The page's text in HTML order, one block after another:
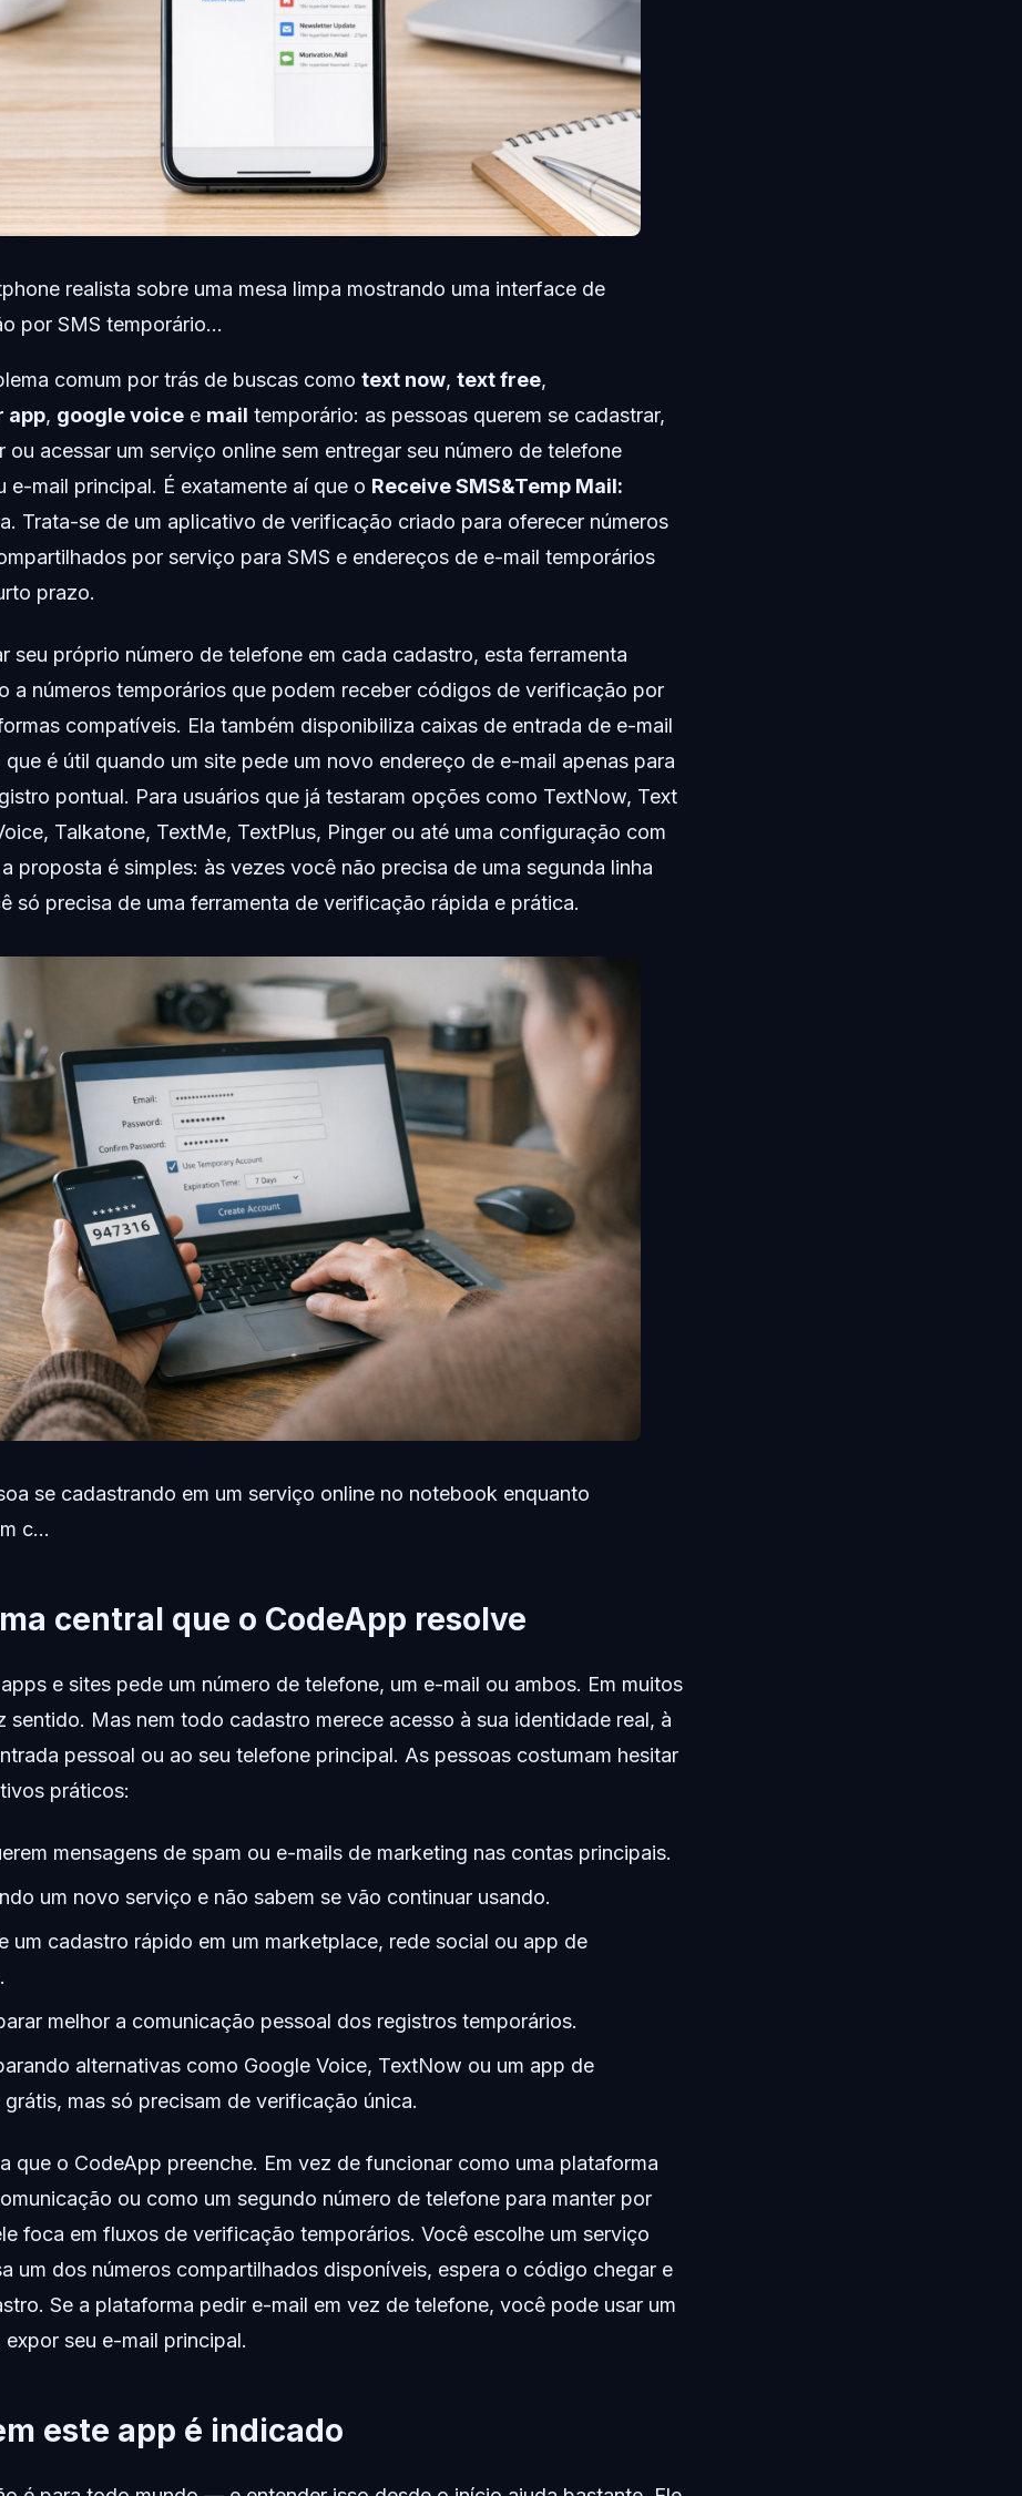
realista sobre uma mesa limpa mostrando uma interface de
por SMS temporário...
comum por trás de buscas como text now, text free,
app, google voice e mail temporário: as pessoas querem se cadastrar,
ou acessar um serviço online sem entregar seu número de telefone
e-mail principal. É exatamente aí que o Receive SMS&Temp Mail:
Trata-se de um aplicativo de verificação criado para oferecer números
por serviço para SMS e endereços de e-mail temporários
prazo.
seu próprio número de telefone em cada cadastro, esta ferramenta
a números temporários que podem receber códigos de verificação por
compatíveis. Ela também disponibiliza caixas de entrada de e-mail
é útil quando um site pede um novo endereço de e-mail apenas para
pontual. Para usuários que já testaram opções como TextNow, Text
Talkatone, TextMe, TextPlus, Pinger ou até uma configuração com
proposta é simples: às vezes você não precisa de uma segunda linha
só precisa de uma ferramenta de verificação rápida e prática.
se cadastrando em um serviço online no notebook enquanto
c...
central que o CodeApp resolve
e sites pede um número de telefone, um e-mail ou ambos. Em muitos
sentido. Mas nem todo cadastro merece acesso à sua identidade real, à
pessoal ou ao seu telefone principal. As pessoas costumam hesitar
práticos:
mensagens de spam ou e-mails de marketing nas contas principais.
um novo serviço e não sabem se vão continuar usando.
um cadastro rápido em um marketplace, rede social ou app de
melhor a comunicação pessoal dos registros temporários.
alternativas como Google Voice, TextNow ou um app de
grátis, mas só precisam de verificação única.
que o CodeApp preenche. Em vez de funcionar como uma plataforma
ou como um segundo número de telefone para manter por
foca em fluxos de verificação temporários. Você escolhe um serviço
um dos números compartilhados disponíveis, espera o código chegar e
Se a plataforma pedir e-mail em vez de telefone, você pode usar um
expor seu e-mail principal.
este app é indicado